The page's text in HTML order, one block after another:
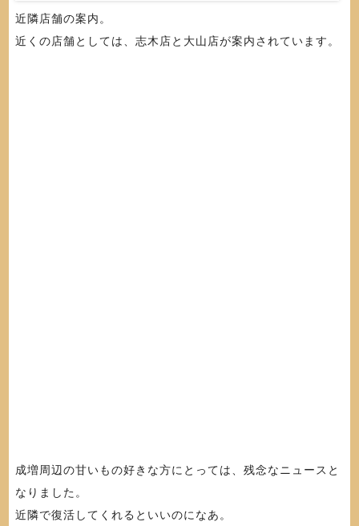
近隣店舗の案内。
近くの店舗としては、志木店と大山店が案内されています。
成増周辺の甘いもの好きな方にとっては、残念なニュースと
なりました。
近隣で復活してくれるといいのになあ。